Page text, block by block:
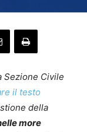
Sezione Civile
il testo
della
more